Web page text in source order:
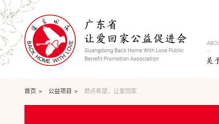
首页 公益项目 燃点希望，让爱回家